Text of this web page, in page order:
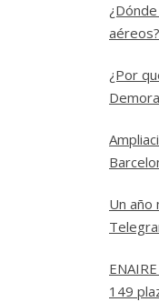
¿Por
Un año
149